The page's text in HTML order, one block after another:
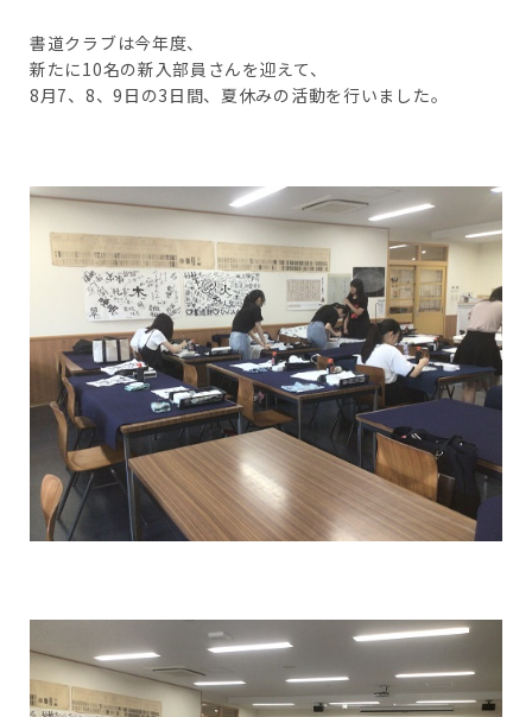
書道クラブは今年度、
新たに10名の新入部員さんを迎えて、
8月7、8、9日の3日間、夏休みの活動を行いました。